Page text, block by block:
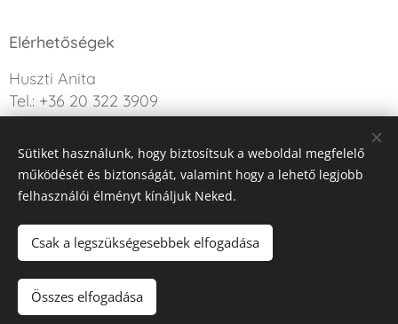
Elérhetőségek
Huszti Anita
Tel.: +36 20 322 3909
Kérdésed van? Írj nekünk!
Az oldalt a Webnode működteti
Sütiket használunk, hogy biztosítsuk a weboldal megfelelő
működését és biztonságát, valamint hogy a lehető legjobb
felhasználói élményt kínáljuk Neked.
Csak a legszükségesebbek elfogadása
Összes elfogadása